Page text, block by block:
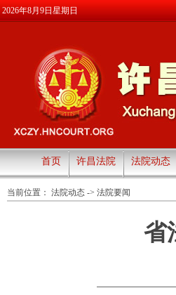
2026年8月9日星期日
首页 许昌法院 法院动态
当前位置： 法院动态 -> 法院要闻
省